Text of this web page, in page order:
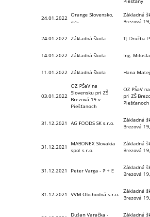
24.01.2022 Orange Slovensko,
a.s.
Základná
Brezová
24.01.2022 Základná škola TJ Družba
14.01.2022 Základná škola Ing.
11.01.2022 Základná škola Hana
03.01.2022
OZ PŠaV na
Slovensku pri ZŠ
Brezová 19 v
Piešťanoch
OZ PŠaV
pri ZŠ
Piešťanoch
31.12.2021 AG FOODS SK s.r.o.
Základná
Brezová
31.12.2021
MABONEX Slovakia
spol s r.o.
Základná
Brezová
31.12.2021 Peter Varga - P + E
Základná
Brezová
31.12.2021 VVM Obchodná s.r.o.
Základná
Brezová
Dušan Varačka - Základná